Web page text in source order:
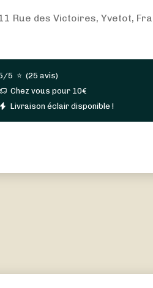
Rue des Victoires, Yvetot,
5 ⭐ (25 avis)
Chez vous pour 10€
Livraison éclair disponible !